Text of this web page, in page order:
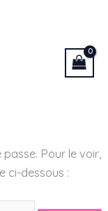
Pour le voir,
ci-dessous :